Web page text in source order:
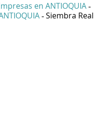
en ANTIOQUIA -
- Siembra Real